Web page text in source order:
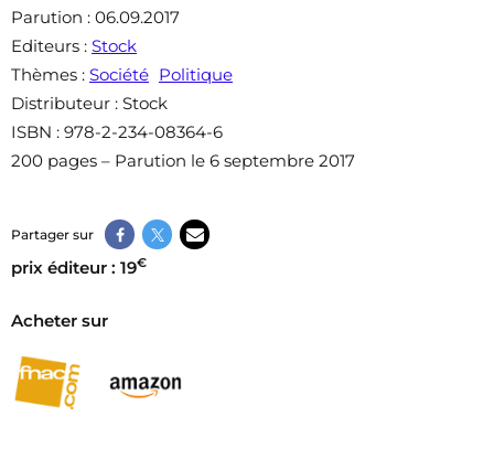
Parution : 06.09.2017
Editeurs : Stock
Thèmes : Société Politique
Distributeur : Stock
ISBN : 978-2-234-08364-6
200 pages – Parution le 6 septembre 2017
Partager sur
prix éditeur : 19€
Acheter sur